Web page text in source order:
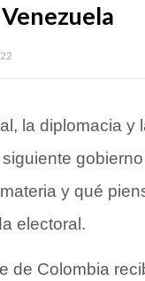
la diplomacia
y qué
electoral.
de Colombia